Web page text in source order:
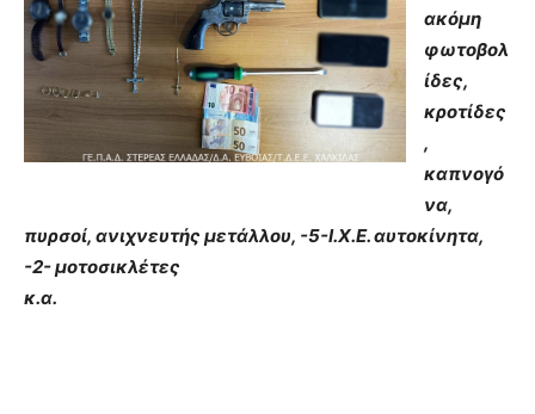
ακόμη
φωτοβολ
ίδες,
κροτίδες
,
καπνογό
να,
πυρσοί, ανιχνευτής μετάλλου, -5-Ι.Χ.Ε. αυτοκίνητα,
-2- μοτοσικλέτες
κ.α.